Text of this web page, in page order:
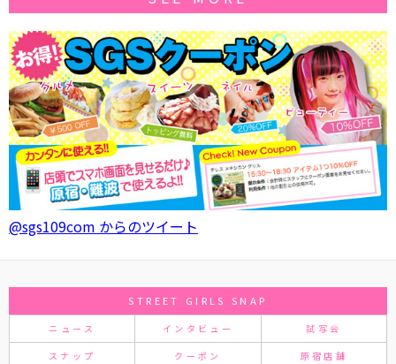
@sgs109com からのツイート
STREET GIRLS SNAP
ニュース インタビュー 試写会
スナップ クーポン 原宿店舗